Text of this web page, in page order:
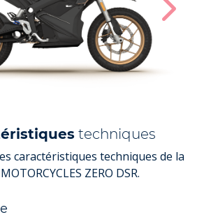
techniques
caractéristiques techniques de la
ZERO DSR.